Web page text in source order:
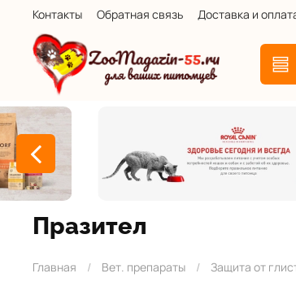
Контакты Обратная связь Доставка и
Празител
Главная Вет. препараты Защита от